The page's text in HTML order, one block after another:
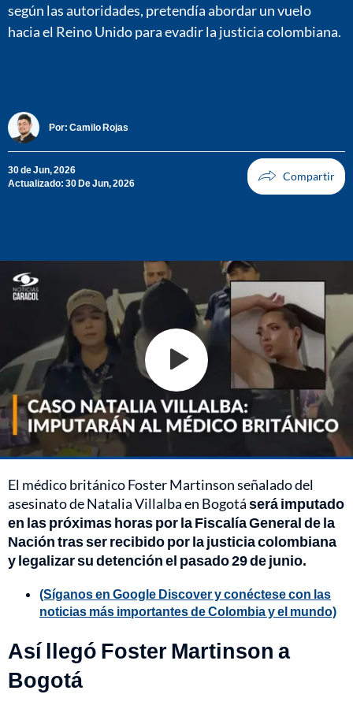
según las autoridades, pretendía abordar un vuelo
hacia el Reino Unido para evadir la justicia colombiana.
Por: Camilo Rojas
30 de Jun, 2026
Actualizado: 30 De Jun, 2026
El médico británico Foster Martinson señalado del
asesinato de Natalia Villalba en Bogotáserá imputado
en las próximas horas por la Fiscalía General de la
Nación tras ser recibido por la justicia colombiana
y legalizar su detención el pasado 29 de junio.
(Síganos en Google Discover y conéctese con las
noticias más importantes de Colombia y el mundo)
Así llegó Foster Martinson a
Bogotá